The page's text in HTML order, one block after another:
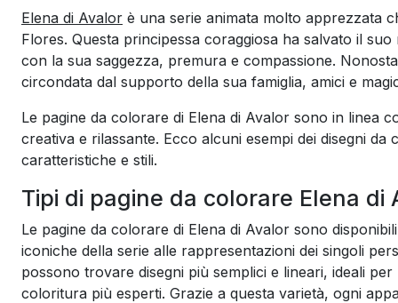
Elena di Avalor è una serie animata molto apprezzata
Flores. Questa principessa coraggiosa ha salvato il
con la sua saggezza, premura e compassione.
circondata dal supporto della sua famiglia, amici e
Le pagine da colorare di Elena di Avalor sono in linea
creativa e rilassante. Ecco alcuni esempi dei disegni
caratteristiche e stili.
Tipi di pagine da colorare Elena di
Le pagine da colorare di Elena di Avalor sono
iconiche della serie alle rappresentazioni dei singoli
possono trovare disegni più semplici e lineari, ideali
coloritura più esperti. Grazie a questa varietà, ogni